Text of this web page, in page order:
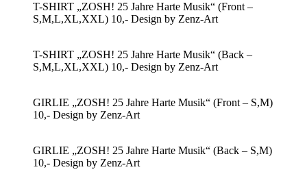
T-SHIRT „ZOSH! 25 Jahre Harte Musik“ (Front –
S,M,L,XL,XXL) 10,- Design by Zenz-Art
T-SHIRT „ZOSH! 25 Jahre Harte Musik“ (Back –
S,M,L,XL,XXL) 10,- Design by Zenz-Art
GIRLIE „ZOSH! 25 Jahre Harte Musik“ (Front – S,M)
10,- Design by Zenz-Art
GIRLIE „ZOSH! 25 Jahre Harte Musik“ (Back – S,M)
10,- Design by Zenz-Art